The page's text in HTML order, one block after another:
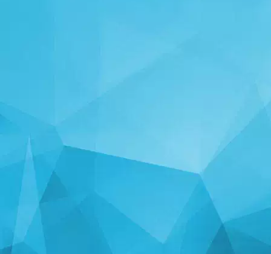
STATISTIKA